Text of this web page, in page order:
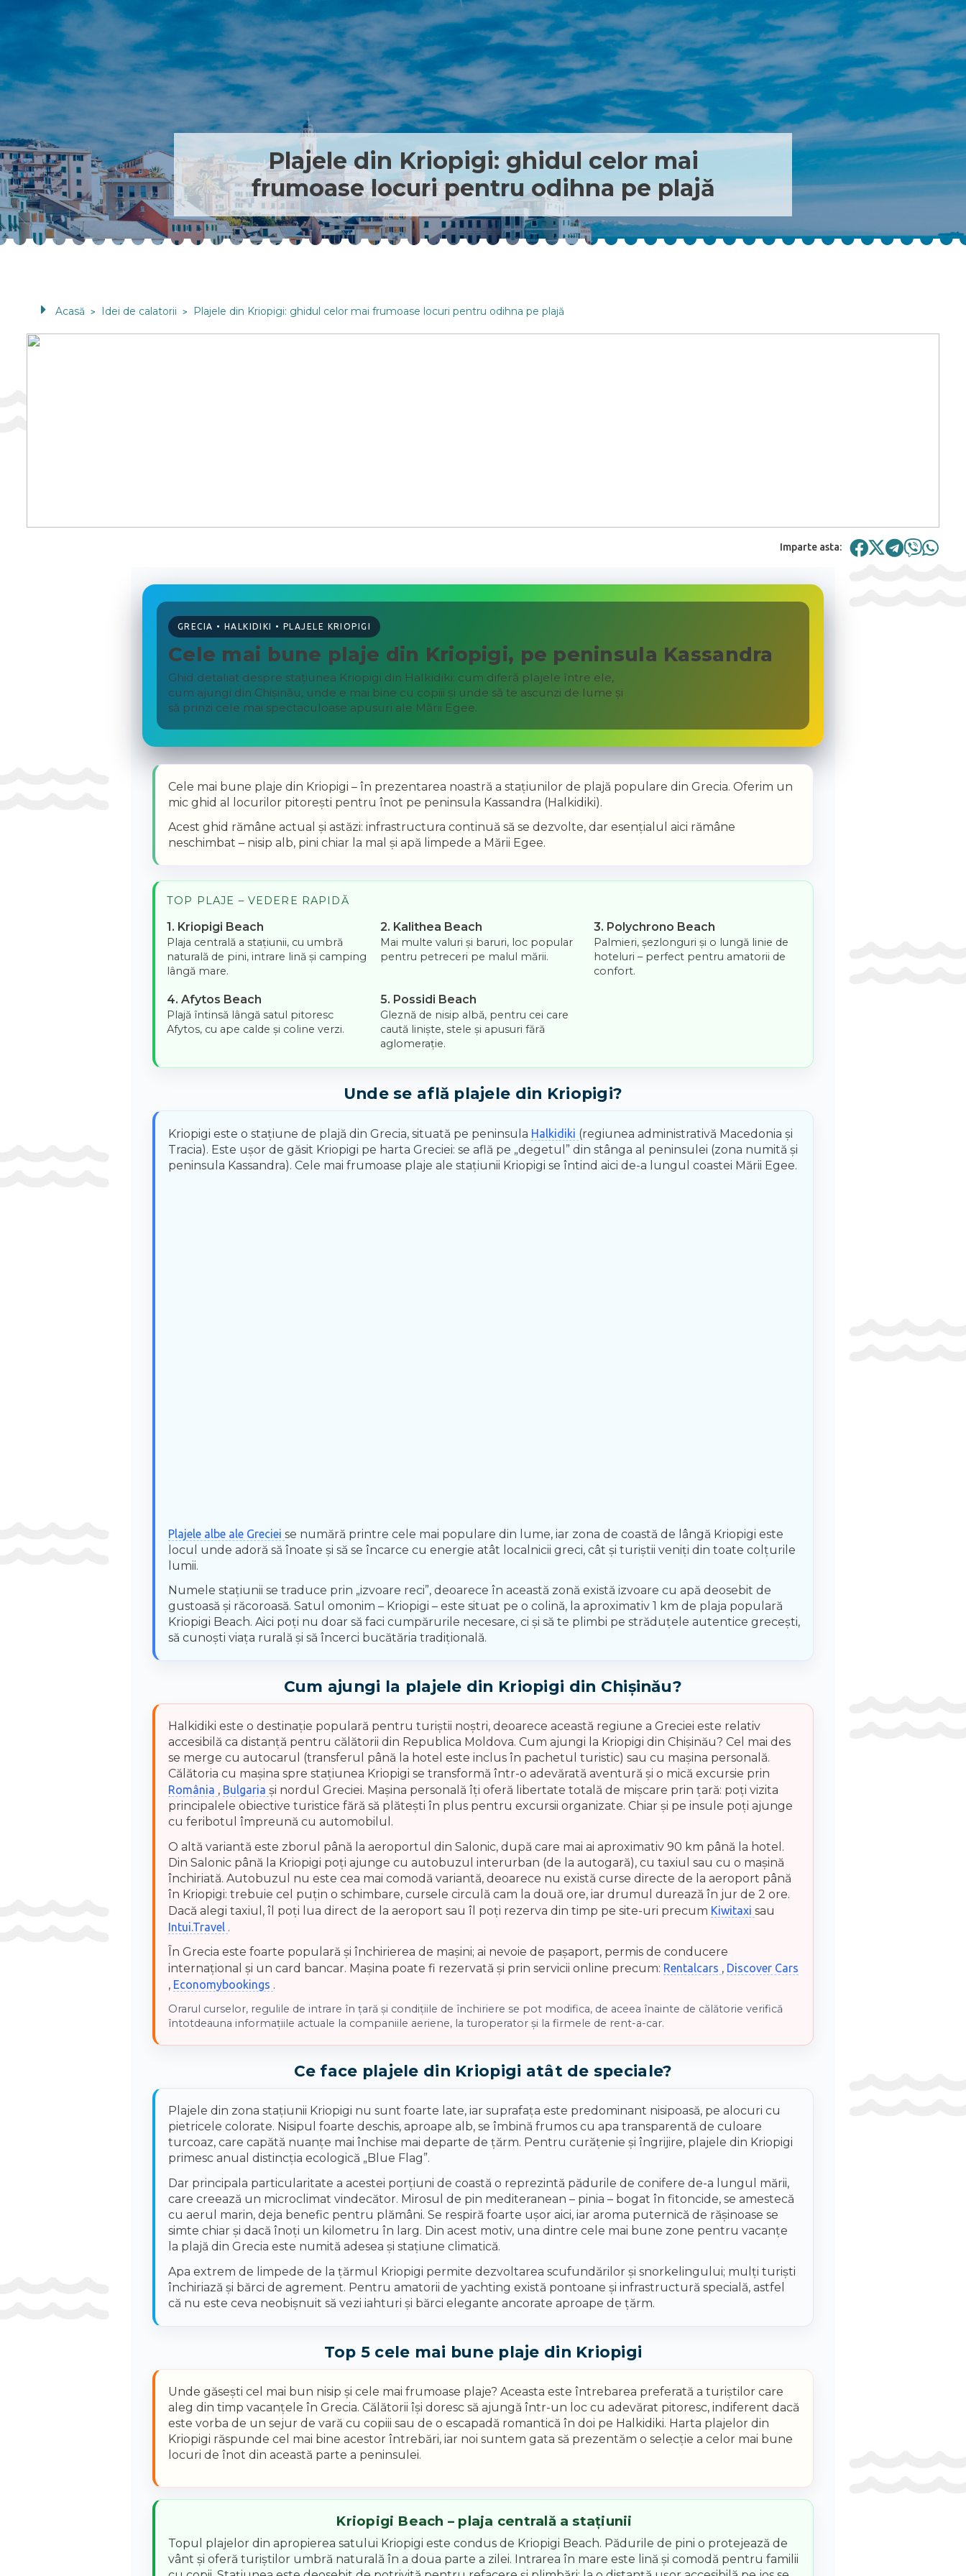
Plajele din Kriopigi: ghidul celor mai
frumoase locuri pentru odihna pe plajă
Acasă > Idei de calatorii > Plajele din Kriopigi: ghidul celor mai frumoase locuri pentru odihna pe plajă
Imparte asta:
GRECIA • HALKIDIKI • PLAJELE KRIOPIGI
Cele mai bune plaje din Kriopigi, pe peninsula Kassandra
Ghid detaliat despre stațiunea Kriopigi din Halkidiki: cum diferă plajele între ele,
cum ajungi din Chișinău, unde e mai bine cu copiii și unde să te ascunzi de lume și
să prinzi cele mai spectaculoase apusuri ale Mării Egee.
Cele mai bune plaje din Kriopigi – în prezentarea noastră a stațiunilor de plajă populare din Grecia. Oferim un
mic ghid al locurilor pitorești pentru înot pe peninsula Kassandra (Halkidiki).
Acest ghid rămâne actual și astăzi: infrastructura continuă să se dezvolte, dar esențialul aici rămâne
neschimbat – nisip alb, pini chiar la mal și apă limpede a Mării Egee.
TOP PLAJE – VEDERE RAPIDĂ
1. Kriopigi Beach
Plaja centrală a stațiunii, cu umbră
naturală de pini, intrare lină și camping
lângă mare.
2. Kalithea Beach
Mai multe valuri și baruri, loc popular
pentru petreceri pe malul mării.
3. Polychrono Beach
Palmieri, șezlonguri și o lungă linie de
hoteluri – perfect pentru amatorii de
confort.
4. Afytos Beach
Plajă întinsă lângă satul pitoresc
Afytos, cu ape calde și coline verzi.
5. Possidi Beach
Gleznă de nisip albă, pentru cei care
caută liniște, stele și apusuri fără
aglomerație.
Unde se află plajele din Kriopigi?
Kriopigi este o stațiune de plajă din Grecia, situată pe peninsula Halkidiki (regiunea administrativă Macedonia și
Tracia). Este ușor de găsit Kriopigi pe harta Greciei: se află pe „degetul” din stânga al peninsulei (zona numită și
peninsula Kassandra). Cele mai frumoase plaje ale stațiunii Kriopigi se întind aici de-a lungul coastei Mării Egee.
Plajele albe ale Greciei se numără printre cele mai populare din lume, iar zona de coastă de lângă Kriopigi este
locul unde adoră să înoate și să se încarce cu energie atât localnicii greci, cât și turiștii veniți din toate colțurile
lumii.
Numele stațiunii se traduce prin „izvoare reci”, deoarece în această zonă există izvoare cu apă deosebit de
gustoasă și răcoroasă. Satul omonim – Kriopigi – este situat pe o colină, la aproximativ 1 km de plaja populară
Kriopigi Beach. Aici poți nu doar să faci cumpărurile necesare, ci și să te plimbi pe străduțele autentice grecești,
să cunoști viața rurală și să încerci bucătăria tradițională.
Cum ajungi la plajele din Kriopigi din Chișinău?
Halkidiki este o destinație populară pentru turiștii noștri, deoarece această regiune a Greciei este relativ
accesibilă ca distanță pentru călătorii din Republica Moldova. Cum ajungi la Kriopigi din Chișinău? Cel mai des
se merge cu autocarul (transferul până la hotel este inclus în pachetul turistic) sau cu mașina personală.
Călătoria cu mașina spre stațiunea Kriopigi se transformă într-o adevărată aventură și o mică excursie prin
România , Bulgaria și nordul Greciei. Mașina personală îți oferă libertate totală de mișcare prin țară: poți vizita
principalele obiective turistice fără să plătești în plus pentru excursii organizate. Chiar și pe insule poți ajunge
cu feribotul împreună cu automobilul.
O altă variantă este zborul până la aeroportul din Salonic, după care mai ai aproximativ 90 km până la hotel.
Din Salonic până la Kriopigi poți ajunge cu autobuzul interurban (de la autogară), cu taxiul sau cu o mașină
închiriată. Autobuzul nu este cea mai comodă variantă, deoarece nu există curse directe de la aeroport până
în Kriopigi: trebuie cel puțin o schimbare, cursele circulă cam la două ore, iar drumul durează în jur de 2 ore.
Dacă alegi taxiul, îl poți lua direct de la aeroport sau îl poți rezerva din timp pe site-uri precum Kiwitaxi sau
Intui.Travel .
În Grecia este foarte populară și închirierea de mașini; ai nevoie de pașaport, permis de conducere
internațional și un card bancar. Mașina poate fi rezervată și prin servicii online precum: Rentalcars , Discover Cars
, Economybookings .
Orarul curselor, regulile de intrare în țară și condițiile de închiriere se pot modifica, de aceea înainte de călătorie verifică
întotdeauna informațiile actuale la companiile aeriene, la turoperator și la firmele de rent-a-car.
Ce face plajele din Kriopigi atât de speciale?
Plajele din zona stațiunii Kriopigi nu sunt foarte late, iar suprafața este predominant nisipoasă, pe alocuri cu
pietricele colorate. Nisipul foarte deschis, aproape alb, se îmbină frumos cu apa transparentă de culoare
turcoaz, care capătă nuanțe mai închise mai departe de țărm. Pentru curățenie și îngrijire, plajele din Kriopigi
primesc anual distincția ecologică „Blue Flag”.
Dar principala particularitate a acestei porțiuni de coastă o reprezintă pădurile de conifere de-a lungul mării,
care creează un microclimat vindecător. Mirosul de pin mediteranean – pinia – bogat în fitoncide, se amestecă
cu aerul marin, deja benefic pentru plămâni. Se respiră foarte ușor aici, iar aroma puternică de rășinoase se
simte chiar și dacă înoți un kilometru în larg. Din acest motiv, una dintre cele mai bune zone pentru vacanțe
la plajă din Grecia este numită adesea și stațiune climatică.
Apa extrem de limpede de la țărmul Kriopigi permite dezvoltarea scufundărilor și snorkelingului; mulți turiști
închiriază și bărci de agrement. Pentru amatorii de yachting există pontoane și infrastructură specială, astfel
că nu este ceva neobișnuit să vezi iahturi și bărci elegante ancorate aproape de țărm.
Top 5 cele mai bune plaje din Kriopigi
Unde găsești cel mai bun nisip și cele mai frumoase plaje? Aceasta este întrebarea preferată a turiștilor care
aleg din timp vacanțele în Grecia. Călătorii își doresc să ajungă într-un loc cu adevărat pitoresc, indiferent dacă
este vorba de un sejur de vară cu copiii sau de o escapadă romantică în doi pe Halkidiki. Harta plajelor din
Kriopigi răspunde cel mai bine acestor întrebări, iar noi suntem gata să prezentăm o selecție a celor mai bune
locuri de înot din această parte a peninsulei.
Kriopigi Beach – plaja centrală a stațiunii
Topul plajelor din apropierea satului Kriopigi este condus de Kriopigi Beach. Pădurile de pini o protejează de
vânt și oferă turiștilor umbră naturală în a doua parte a zilei. Intrarea în mare este lină și comodă pentru familii